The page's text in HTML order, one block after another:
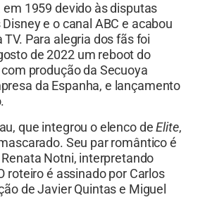
em 1959 devido às disputas
e o canal ABC e acabou
Para alegria dos fãs foi
de 2022 um reboot do
produção da Secuoya
da Espanha, e lançamento
que integrou o elenco deElite,
Seu par romântico é
Notni, interpretando
roteiro é assinado por Carlos
de Javier Quintas e Miguel